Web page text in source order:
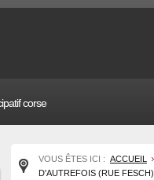
corse
VOUS ÊTES ICI : ACCUEIL
D'AUTREFOIS (RUE FESCH)